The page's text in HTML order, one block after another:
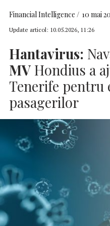
Financial Intelligence 10 mai
Update articol: 10.05.2026, 11:26
Hantavirus:
MVHondius a
Tenerife pentru
pasagerilor